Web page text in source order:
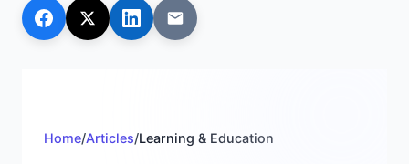
Home/Articles/Learning & Education